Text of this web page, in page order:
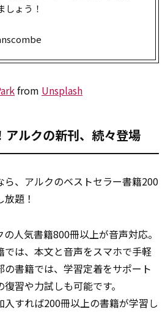
しょう！
from Unsplash
ルクの新刊、続々登場
ら、アルクのベストセラー書籍200
題！
の人気書籍800冊以上が音声対応。
では、本文と音声をスマホで手軽
の書籍では、学習定着をサポート
習や力試しも可能です。
入すれば200冊以上の書籍が学習し